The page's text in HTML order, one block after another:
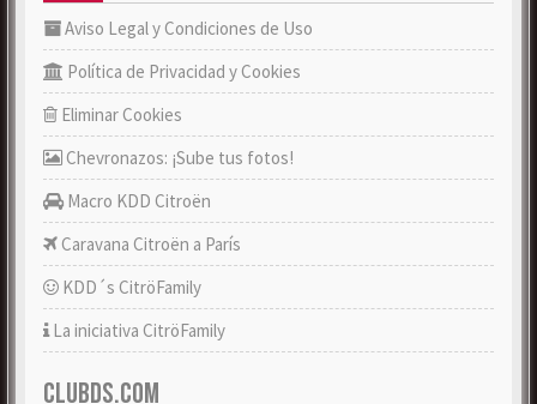
Aviso Legal y Condiciones de Uso
Política de Privacidad y Cookies
Eliminar Cookies
Chevronazos: ¡Sube tus fotos!
Macro KDD Citroën
Caravana Citroën a París
KDD´s CitröFamily
La iniciativa CitröFamily
CLUBDS.COM